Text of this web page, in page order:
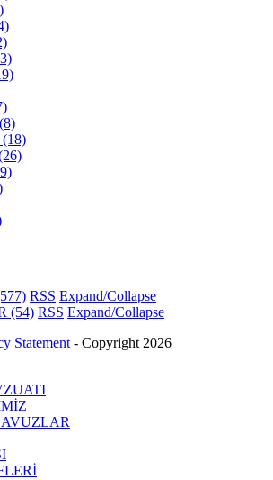
(8)
(18)
RSS Expand/Collapse
(54) RSS Expand/Collapse
Statement - Copyright 2026